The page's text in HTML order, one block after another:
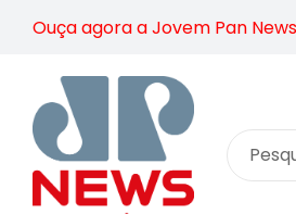
Ouça agora a Jovem Pan